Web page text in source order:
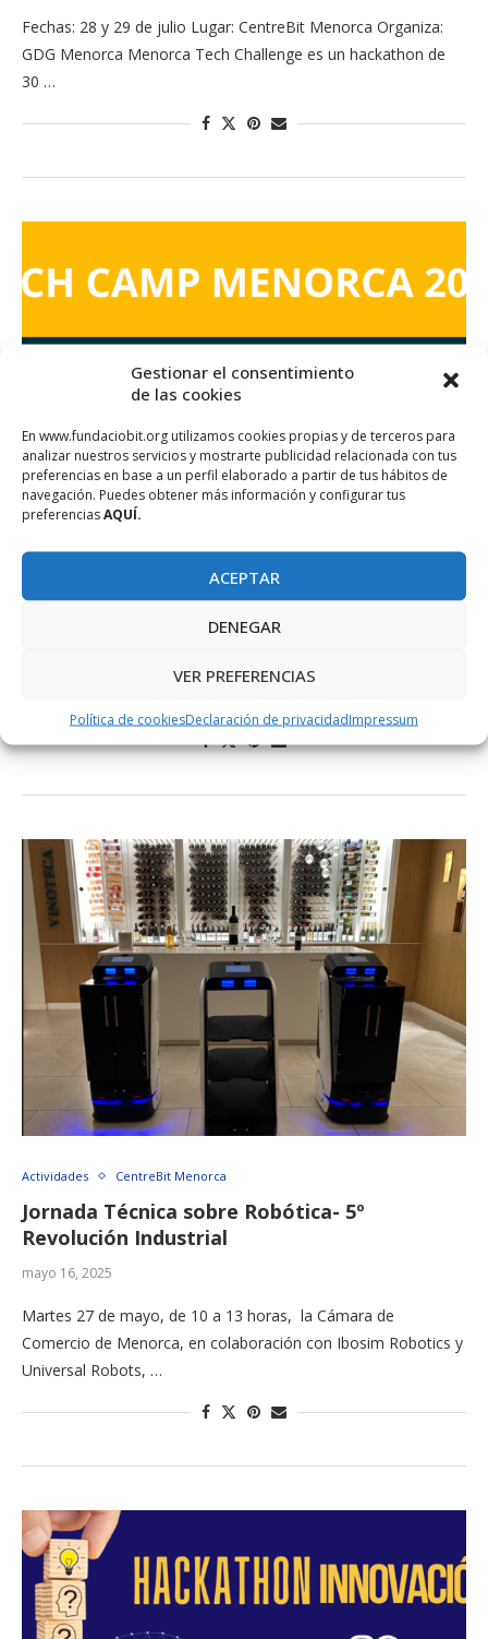
Gestionar el consentimiento
de las cookies
En www.fundaciobit.org utilizamos cookies propias y de terceros para
analizar nuestros servicios y mostrarte publicidad relacionada con tus
preferencias en base a un perfil elaborado a partir de tus hábitos de
navegación. Puedes obtener más información y configurar tus
preferenciasAQUÍ.
ACEPTAR
DENEGAR
VER PREFERENCIAS
Política de cookiesDeclaración de privacidadImpressum
Fechas: 28 y 29 de julio Lugar: CentreBit Menorca Organiza:
GDG Menorca Menorca Tech Challenge es un hackathon de
30 …
Actividades
Menorca Tech Camp 2025
El MENORCA TECH CAMP 2025, es un campus gratuito
Actividades CentreBit Menorca
Jornada Técnica sobre Robótica- 5º
Revolución Industrial
mayo 16, 2025
Martes 27 de mayo, de 10 a 13 horas, la Cámara de
Comercio de Menorca, en colaboración con Ibosim Robotics y
Universal Robots, …